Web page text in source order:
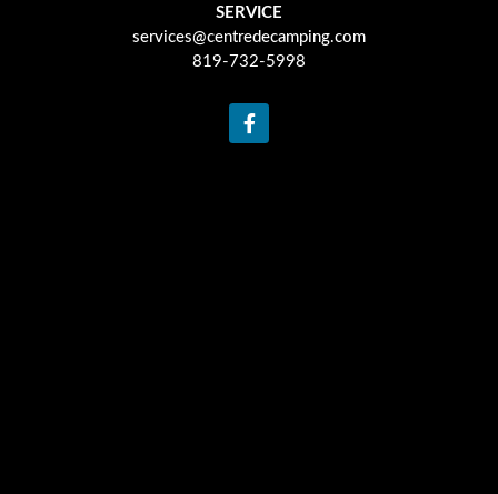
SERVICE
services@centredecamping.com
819-732-5998
F